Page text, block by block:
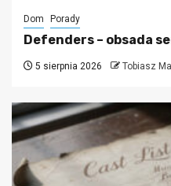
Dom Porady
Defenders – obsada
5 sierpnia 2026 Tobiasz